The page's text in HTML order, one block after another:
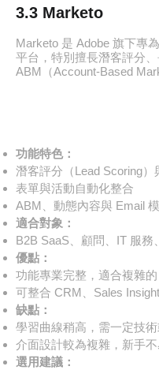
3.3 Marketo
Marketo 是 Adobe 旗下專
平台，特別擅長潛客評分
ABM（Account-Based
功能特色：
潛客評分（Lead Scoring）
表單與活動自動化整合
ABM、動態內容與 Email
適合對象：
B2B SaaS、顧問、IT 服務
優點：
功能專業完整，適合複雜
可整合 CRM、Sales
缺點：
學習曲線稍高，需一定技
介面設計較為複雜，新手
選用建議：